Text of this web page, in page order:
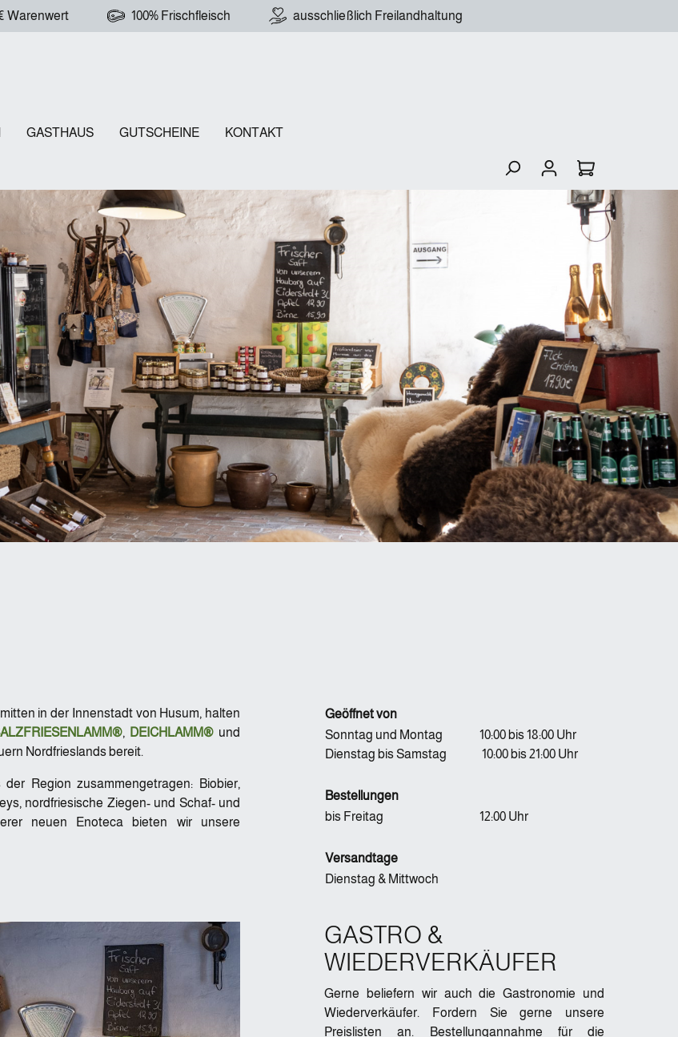
Warenwert 100% Frischfleisch ausschließlich Freilandhaltung
GASTHAUS GUTSCHEINE KONTAKT
in der Innenstadt von Husum, halten
, DEICHLAMM®und
Nordfrieslands bereit.
Region zusammengetragen: Biobier,
nordfriesische Ziegen- und Schaf- und
neuen Enoteca bieten wir unsere
Geöffnet von
Sonntag und Montag
Dienstag bis Samstag
10:00 bis 18:00 Uhr
10:00 bis 21:00 Uhr
Bestellungen
bis Freitag
12:00 Uhr
Versandtage
Dienstag & Mittwoch
GASTRO &
WIEDERVERKÄUFER
Gerne beliefern wir auch die Gastronomie und
Wiederverkäufer. Fordern Sie gerne unsere
Preislisten an. Bestellungannahme für die